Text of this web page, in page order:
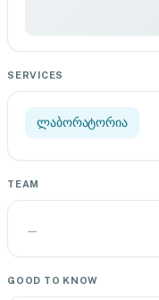
SERVICES
ლაბორატორია
TEAM
—
GOOD TO KNOW